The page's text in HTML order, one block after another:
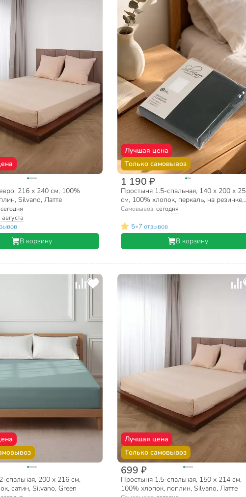
216 х 240 см, 100%
Silvano, Латте
сегодня
августа
В корзину
Лучшая цена
Только самовывоз
1 190 ₽
Простыня 1.5-спальная, 140 х 200 х 25
см, 100% хлопок, перкаль, на резинке,
Silvano, Шторм
Самовывоз: сегодня
5•7 отзывов
В корзину
спальная, 200 х 216 см,
сатин, Silvano, Green
Лучшая цена
Только самовывоз
699 ₽
Простыня 1.5-спальная, 150 х 214 см,
100% хлопок, поплин, Silvano, Латте